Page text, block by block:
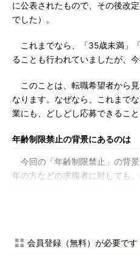
に公表されたもので、その後改
でした）。
これまでなら、「35歳未満」
ることも行われていましたが、
このことは、転職希望者から
なります。なぜなら、これまで
業にも、どしどし応募できること
年齢制限禁止の背景にあるのは
今回の「年齢制限禁止」の背
年の方などの求職者に対しても
があるように思えます。
会員登録（無料）が必要です